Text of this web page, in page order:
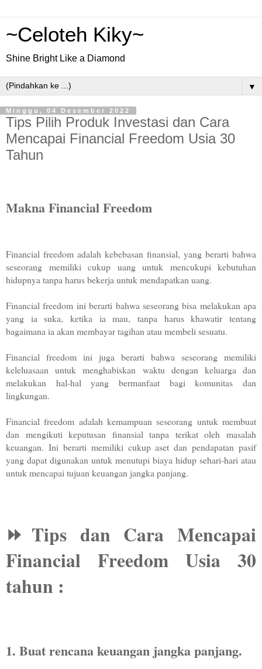
~Celoteh Kiky~
Shine Bright Like a Diamond
▼
Minggu, 04 Desember 2022
Tips Pilih Produk Investasi dan Cara
Mencapai Financial Freedom Usia 30
Tahun
Makna Financial Freedom
Financial freedom adalah kebebasan finansial, yang berarti bahwa
seseorang memiliki cukup uang untuk mencukupi kebutuhan
hidupnya tanpa harus bekerja untuk mendapatkan uang.
Financial freedom ini berarti bahwa seseorang bisa melakukan apa
yang ia suka, ketika ia mau, tanpa harus khawatir tentang
bagaimana ia akan membayar tagihan atau membeli sesuatu.
Financial freedom ini juga berarti bahwa seseorang memiliki
keleluasaan untuk menghabiskan waktu dengan keluarga dan
melakukan hal-hal yang bermanfaat bagi komunitas dan
lingkungan.
Financial freedom adalah kemampuan seseorang untuk membuat
dan mengikuti keputusan finansial tanpa terikat oleh masalah
keuangan. Ini berarti memiliki cukup aset dan pendapatan pasif
yang dapat digunakan untuk menutupi biaya hidup sehari-hari atau
untuk mencapai tujuan keuangan jangka panjang.
⏩️Tips dan Cara Mencapai
Financial Freedom Usia 30
tahun :
1. Buat rencana keuangan jangka panjang.